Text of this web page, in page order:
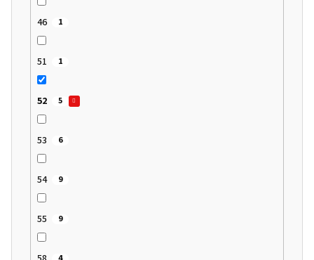
46 1
51 1
52 5
53 6
54 9
55 9